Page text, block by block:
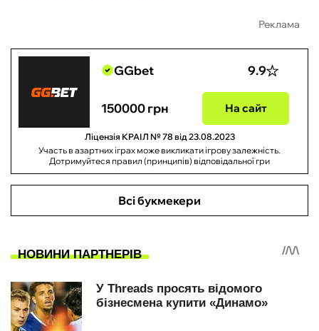
Реклама
GGbet 9.9
150000 грн На сайт
Ліцензія КРАІЛ № 78 від 23.08.2023
Участь в азартних іграх може викликати ігрову залежність.
Дотримуйтеся правил (принципів) відповідальної гри
Всі букмекери